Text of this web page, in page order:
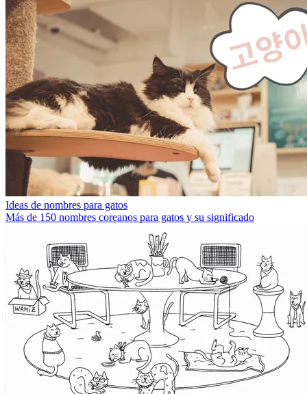
Ideas de nombres para gatos
Más de 150 nombres coreanos para gatos y su significado